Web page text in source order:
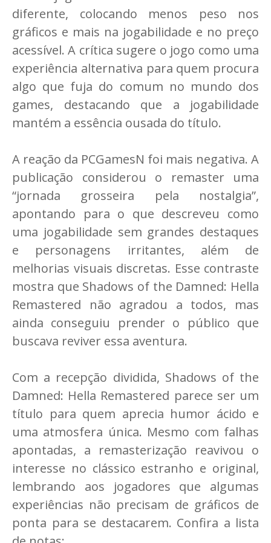
diferente, colocando menos peso nos
gráficos e mais na jogabilidade e no preço
acessível. A crítica sugere o jogo como uma
experiência alternativa para quem procura
algo que fuja do comum no mundo dos
games, destacando que a jogabilidade
mantém a essência ousada do título.
A reação da PCGamesN foi mais negativa. A
publicação considerou o remaster uma
“jornada grosseira pela nostalgia”,
apontando para o que descreveu como
uma jogabilidade sem grandes destaques
e personagens irritantes, além de
melhorias visuais discretas. Esse contraste
mostra que Shadows of the Damned: Hella
Remastered não agradou a todos, mas
ainda conseguiu prender o público que
buscava reviver essa aventura.
Com a recepção dividida, Shadows of the
Damned: Hella Remastered parece ser um
título para quem aprecia humor ácido e
uma atmosfera única. Mesmo com falhas
apontadas, a remasterização reavivou o
interesse no clássico estranho e original,
lembrando aos jogadores que algumas
experiências não precisam de gráficos de
ponta para se destacarem. Confira a lista